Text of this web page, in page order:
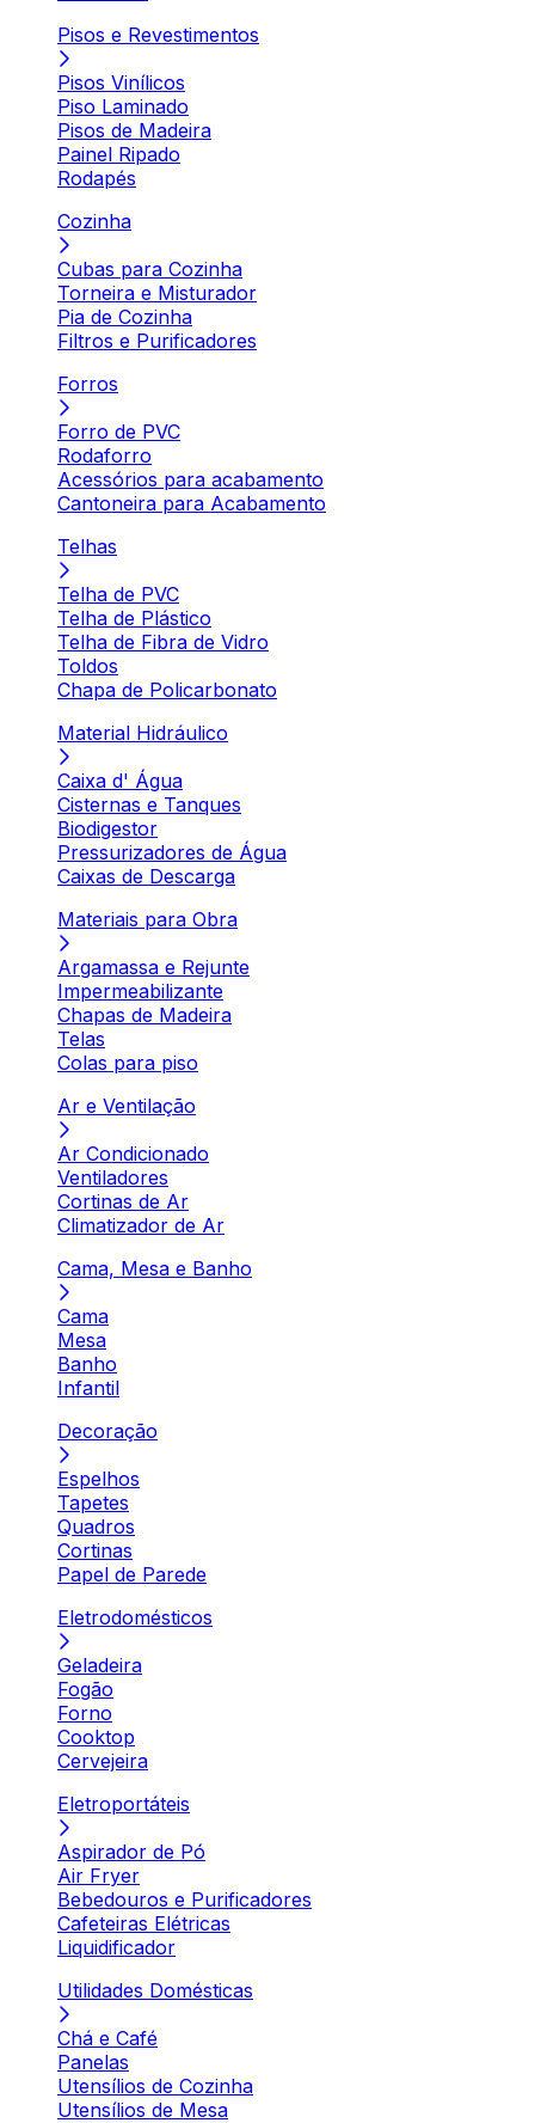
Pisos e Revestimentos
Pisos Vinílicos
Piso Laminado
Pisos de Madeira
Painel Ripado
Rodapés
Cozinha
Cubas para Cozinha
Torneira e Misturador
Pia de Cozinha
Filtros e Purificadores
Forros
Forro de PVC
Rodaforro
Acessórios para acabamento
Cantoneira para Acabamento
Telhas
Telha de PVC
Telha de Plástico
Telha de Fibra de Vidro
Toldos
Chapa de Policarbonato
Material Hidráulico
Caixa d' Água
Cisternas e Tanques
Biodigestor
Pressurizadores de Água
Caixas de Descarga
Materiais para Obra
Argamassa e Rejunte
Impermeabilizante
Chapas de Madeira
Telas
Colas para piso
Ar e Ventilação
Ar Condicionado
Ventiladores
Cortinas de Ar
Climatizador de Ar
Cama, Mesa e Banho
Cama
Mesa
Banho
Infantil
Decoração
Espelhos
Tapetes
Quadros
Cortinas
Papel de Parede
Eletrodomésticos
Geladeira
Fogão
Forno
Cooktop
Cervejeira
Eletroportáteis
Aspirador de Pó
Air Fryer
Bebedouros e Purificadores
Cafeteiras Elétricas
Liquidificador
Utilidades Domésticas
Chá e Café
Panelas
Utensílios de Cozinha
Utensílios de Mesa